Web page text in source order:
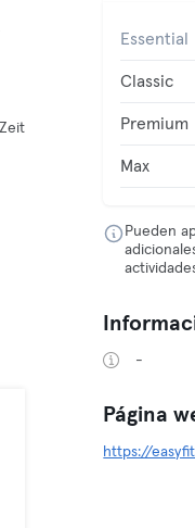
Essential
Classic
Premium
Max
Pueden
-
Página
https://